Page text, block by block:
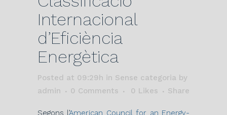
Internacional
d’Eficiència
Energètica
Posted at 09:29h in Sense categoria by
admin
0 Comments 0 Likes Share
Segons l’American Council for an Energy-